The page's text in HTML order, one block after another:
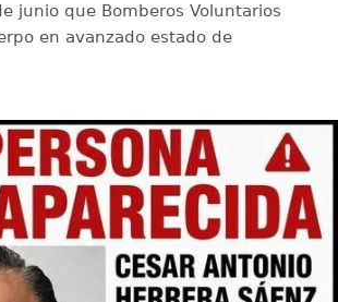
junio que Bomberos Voluntarios
en avanzado estado de